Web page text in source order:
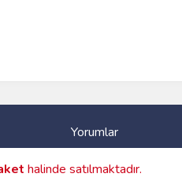
Yorumlar
halinde satılmaktadır.